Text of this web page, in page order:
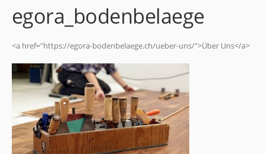
egora_bodenbelaege
<a href="https://egora-bodenbelaege.ch/ueber-uns/">Über Uns</a>